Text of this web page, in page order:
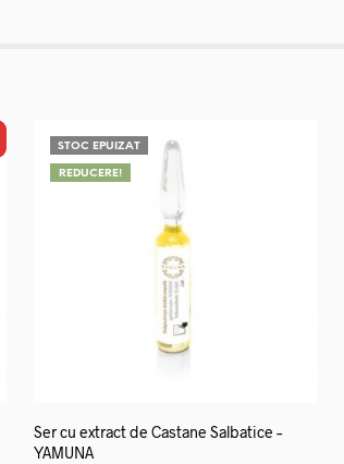
STOC EPUIZAT
REDUCERE!
Ser cu extract de Castane Salbatice –
YAMUNA